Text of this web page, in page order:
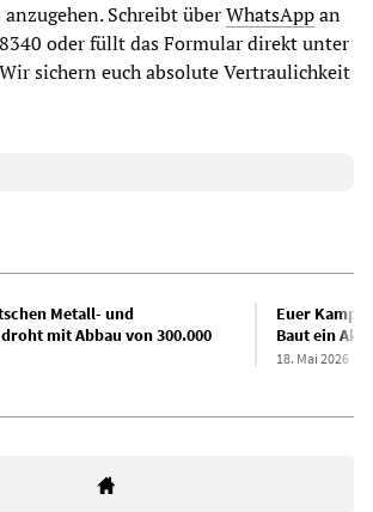
Schreibt überWhatsAppan
oder füllt das Formular direkt unter
sichern euch absolute Vertraulichkeit
Metall- und
mit Abbau von 300.000
Euer Kampf
Baut ein
18. Mai 2026